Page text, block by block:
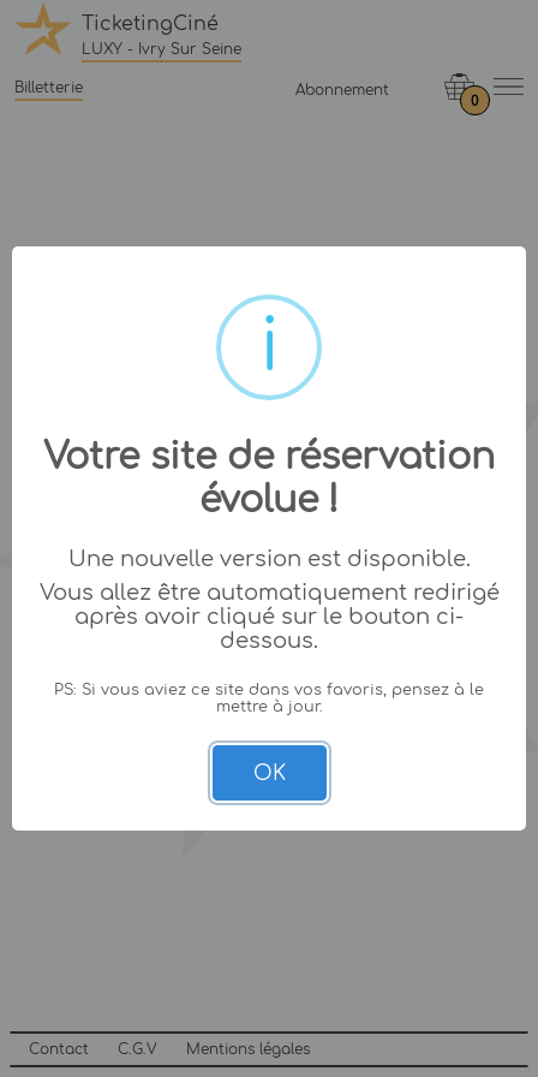
TicketingCiné
LUXY - Ivry Sur Seine
Billetterie Abonnement
0
Contact C.G.V Mentions légales
Votre site de réservation
évolue !
Une nouvelle version est disponible.
Vous allez être automatiquement redirigé
après avoir cliqué sur le bouton ci-
dessous.
PS: Si vous aviez ce site dans vos favoris, pensez à le
mettre à jour.
OK